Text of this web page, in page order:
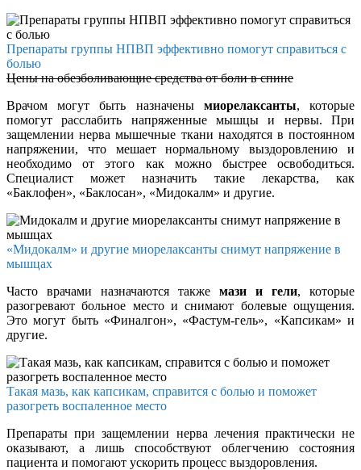
Препараты группы НПВП эффективно помогут справиться с
болью
Цены на обезболивающие средства от боли в спине
Врачом могут быть назначены миорелаксанты, которые
помогут расслабить напряженные мышцы и нервы. При
защемлении нерва мышечные ткани находятся в постоянном
напряжении, что мешает нормальному выздоровлению и
необходимо от этого как можно быстрее освободиться.
Специалист может назначить такие лекарства, как
«Баклофен», «Баклосан», «Мидокалм» и другие.
«Мидокалм» и другие миорелаксанты снимут напряжение в
мышцах
Часто врачами назначаются также мази и гели, которые
разогревают больное место и снимают болевые ощущения.
Это могут быть «Финалгон», «Фастум-гель», «Капсикам» и
другие.
Такая мазь, как капсикам, справится с болью и поможет
разогреть воспаленное место
Препараты при защемлении нерва лечения практически не
оказывают, а лишь способствуют облегчению состояния
пациента и помогают ускорить процесс выздоровления.